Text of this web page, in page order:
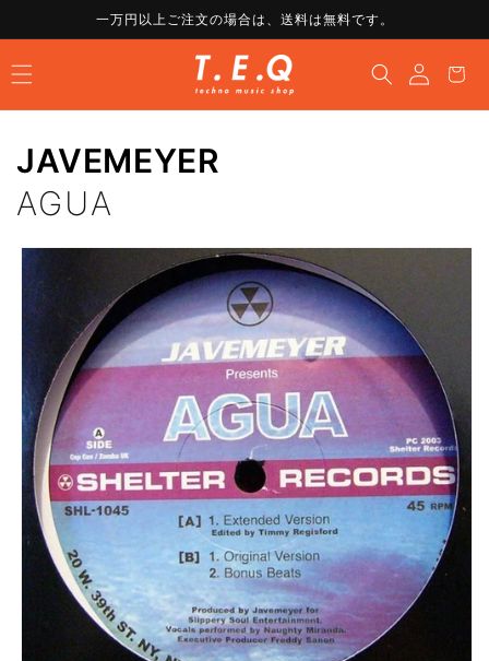
進む
一万円以上ご注文の場合は、送料は無料です。
グ
イ
ン
ー
JAVEMEYER
AGUA
商品情
キップ